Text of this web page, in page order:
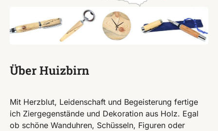
Über Huizbirn
Mit Herzblut, Leidenschaft und Begeisterung fertige
ich Ziergegenstände und Dekoration aus Holz. Egal
ob schöne Wanduhren, Schüsseln, Figuren oder